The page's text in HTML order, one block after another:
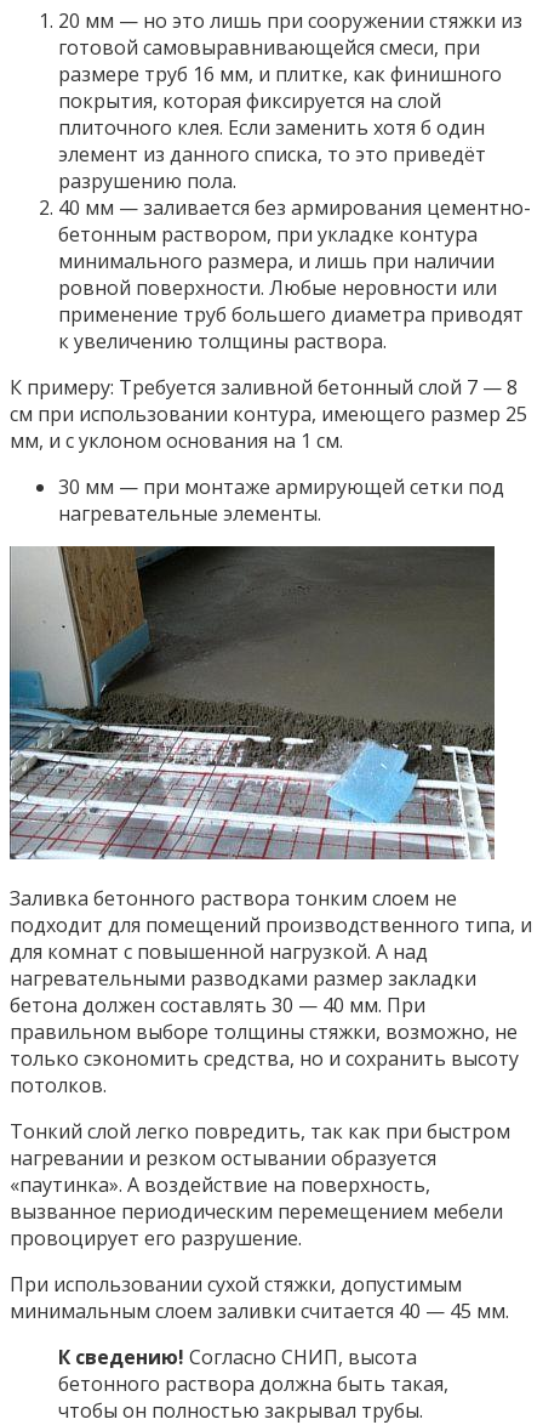
20 мм — но это лишь при сооружении стяжки из
готовой самовыравнивающейся смеси, при
размере труб 16 мм, и плитке, как финишного
покрытия, которая фиксируется на слой
плиточного клея. Если заменить хотя б один
элемент из данного списка, то это приведёт
разрушению пола.
40 мм — заливается без армирования цементно-
бетонным раствором, при укладке контура
минимального размера, и лишь при наличии
ровной поверхности. Любые неровности или
применение труб большего диаметра приводят
к увеличению толщины раствора.
К примеру: Требуется заливной бетонный слой 7 — 8
см при использовании контура, имеющего размер 25
мм, и с уклоном основания на 1 см.
30 мм — при монтаже армирующей сетки под
нагревательные элементы.
Заливка бетонного раствора тонким слоем не
подходит для помещений производственного типа, и
для комнат с повышенной нагрузкой. А над
нагревательными разводками размер закладки
бетона должен составлять 30 — 40 мм. При
правильном выборе толщины стяжки, возможно, не
только сэкономить средства, но и сохранить высоту
потолков.
Тонкий слой легко повредить, так как при быстром
нагревании и резком остывании образуется
«паутинка». А воздействие на поверхность,
вызванное периодическим перемещением мебели
провоцирует его разрушение.
При использовании сухой стяжки, допустимым
минимальным слоем заливки считается 40 — 45 мм.
К сведению! Согласно СНИП, высота
бетонного раствора должна быть такая,
чтобы он полностью закрывал трубы.